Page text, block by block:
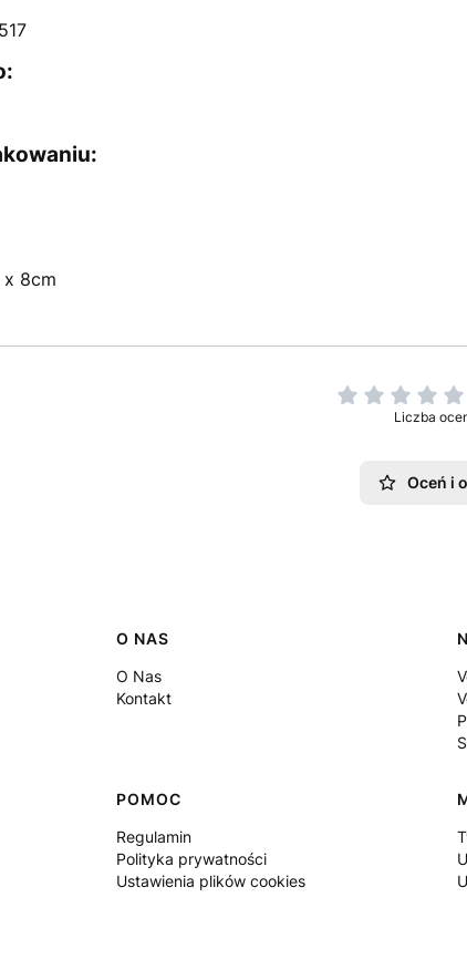
x 8cm
Liczba
Oceń i
Linki w stopce
O NAS
O Nas
Kontakt
POMOC
Regulamin
Polityka prywatności
Ustawienia plików cookies